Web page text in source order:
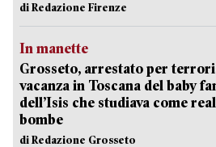
di Redazione Firenze
In manette
Grosseto, arrestato per
vacanza in Toscana del baby
dell’Isis che studiava come
bombe
di Redazione Grosseto